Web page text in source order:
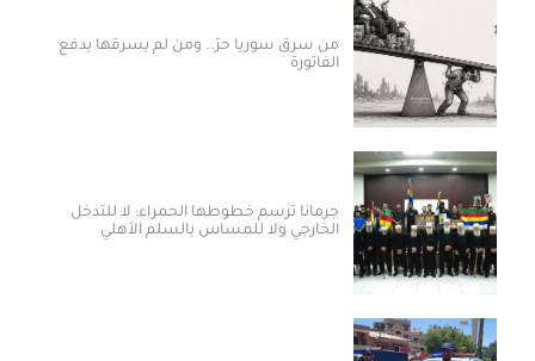
من سرق سوريا حرّ.. ومن لم يسرقها يدفع
الفاتورة
جرمانا ترسم خطوطها الحمراء: لا للتدخل
الخارجي ولا للمساس بالسلم الأهلي